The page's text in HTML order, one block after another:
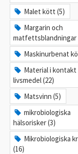
Malet kött (5)
Margarin och
matfettsblandningar
Maskinurbenat
Material i kontakt
livsmedel (22)
Matsvinn (5)
mikrobiologiska
hälsorisker (3)
Mikrobiologiska
(16)